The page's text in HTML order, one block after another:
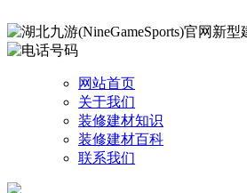
网站首页
关于我们
装修建材知识
装修建材百科
联系我们